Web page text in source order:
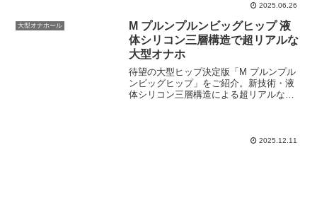
2025.06.26
大型オナホール
M プルンプルンビッグヒップ 液
体シリコン三層構造で超リアルな
大型オナホ
待望の大型ヒップ決定版「M プルンプル
ンビッグヒップ」をご紹介。新技術・液
体シリコン三層構造による超リアルな肌
2025.12.11